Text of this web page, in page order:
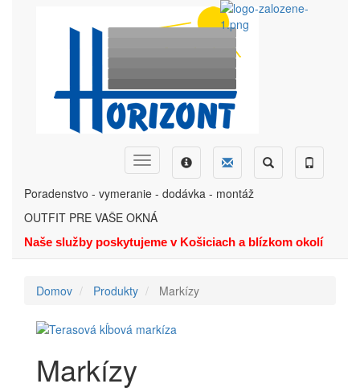
Telefón
Hľadať
Dopyt
Menu
Ponuka
Poradenstvo - vymeranie - dodávka - montáž
OUTFIT PRE VAŠE OKNÁ
Naše služby poskytujeme v Košiciach a blízkom okolí
Domov Produkty Markízy
Markízy